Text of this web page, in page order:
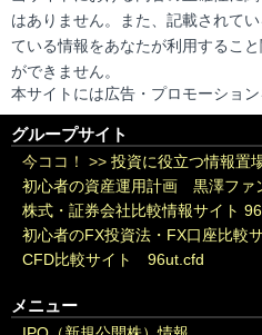
はありません。また、記載されて
ている情報をあなたが利用するこ
ができません。
本サイトには広告・プロモーション
グループサイト
今ココ！ >> 投資に役立つ情報置
初心者の資産運用計画 黒澤ファ
株式・証券会社比較情報サイト
初心者のFX投資法・FX口座比較
CFD比較サイト 96ut.cfd
メニュー